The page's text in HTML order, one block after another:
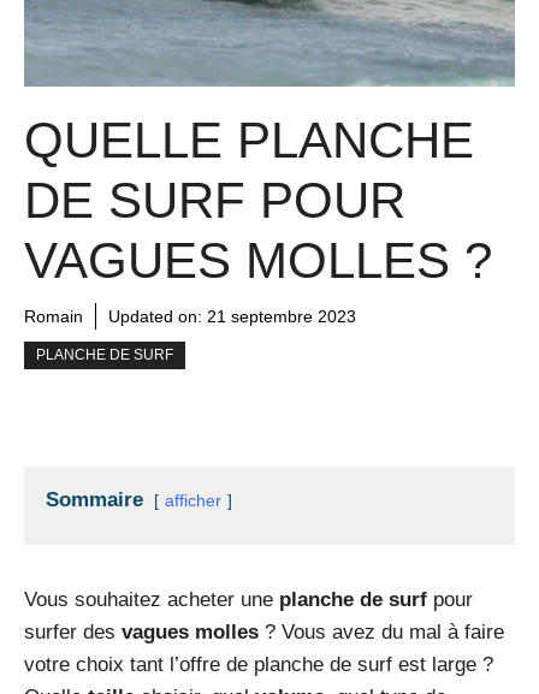
QUELLE PLANCHE
DE SURF POUR
VAGUES MOLLES ?
Romain Updated on: 21 septembre 2023
PLANCHE DE SURF
Sommaire afficher
Vous souhaitez acheter une planche de surf pour
surfer des vagues molles ? Vous avez du mal à faire
votre choix tant l’offre de planche de surf est large ?